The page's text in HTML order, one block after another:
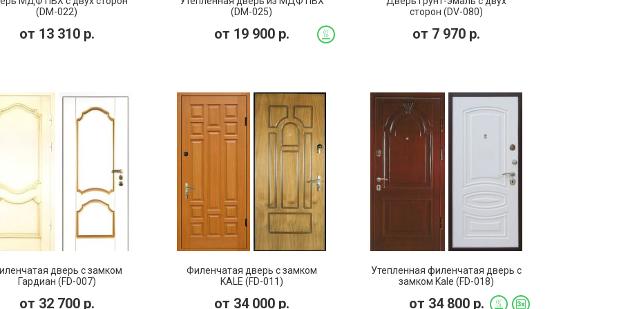
(DM-022)
от 13 310р.
(DM-025)
от 19 900р.
сторон (DV-080)
от 7 970 р.
дверь с замком
Гардиан (FD-007)
от 32 700р.
Филенчатая дверь с замком
KALE (FD-011)
от 34 000р.
Утепленная филенчатая дверь с
замком Kale (FD-018)
от 34 800р.